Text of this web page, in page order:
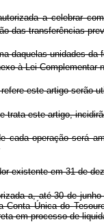
a celebrar com
das transferências
daquelas unidades da
à Lei Complementar n
este artigo serão
trata este artigo,
operação será
existente em 31 de
a, até 30 de junho
Conta Única do
em processo de